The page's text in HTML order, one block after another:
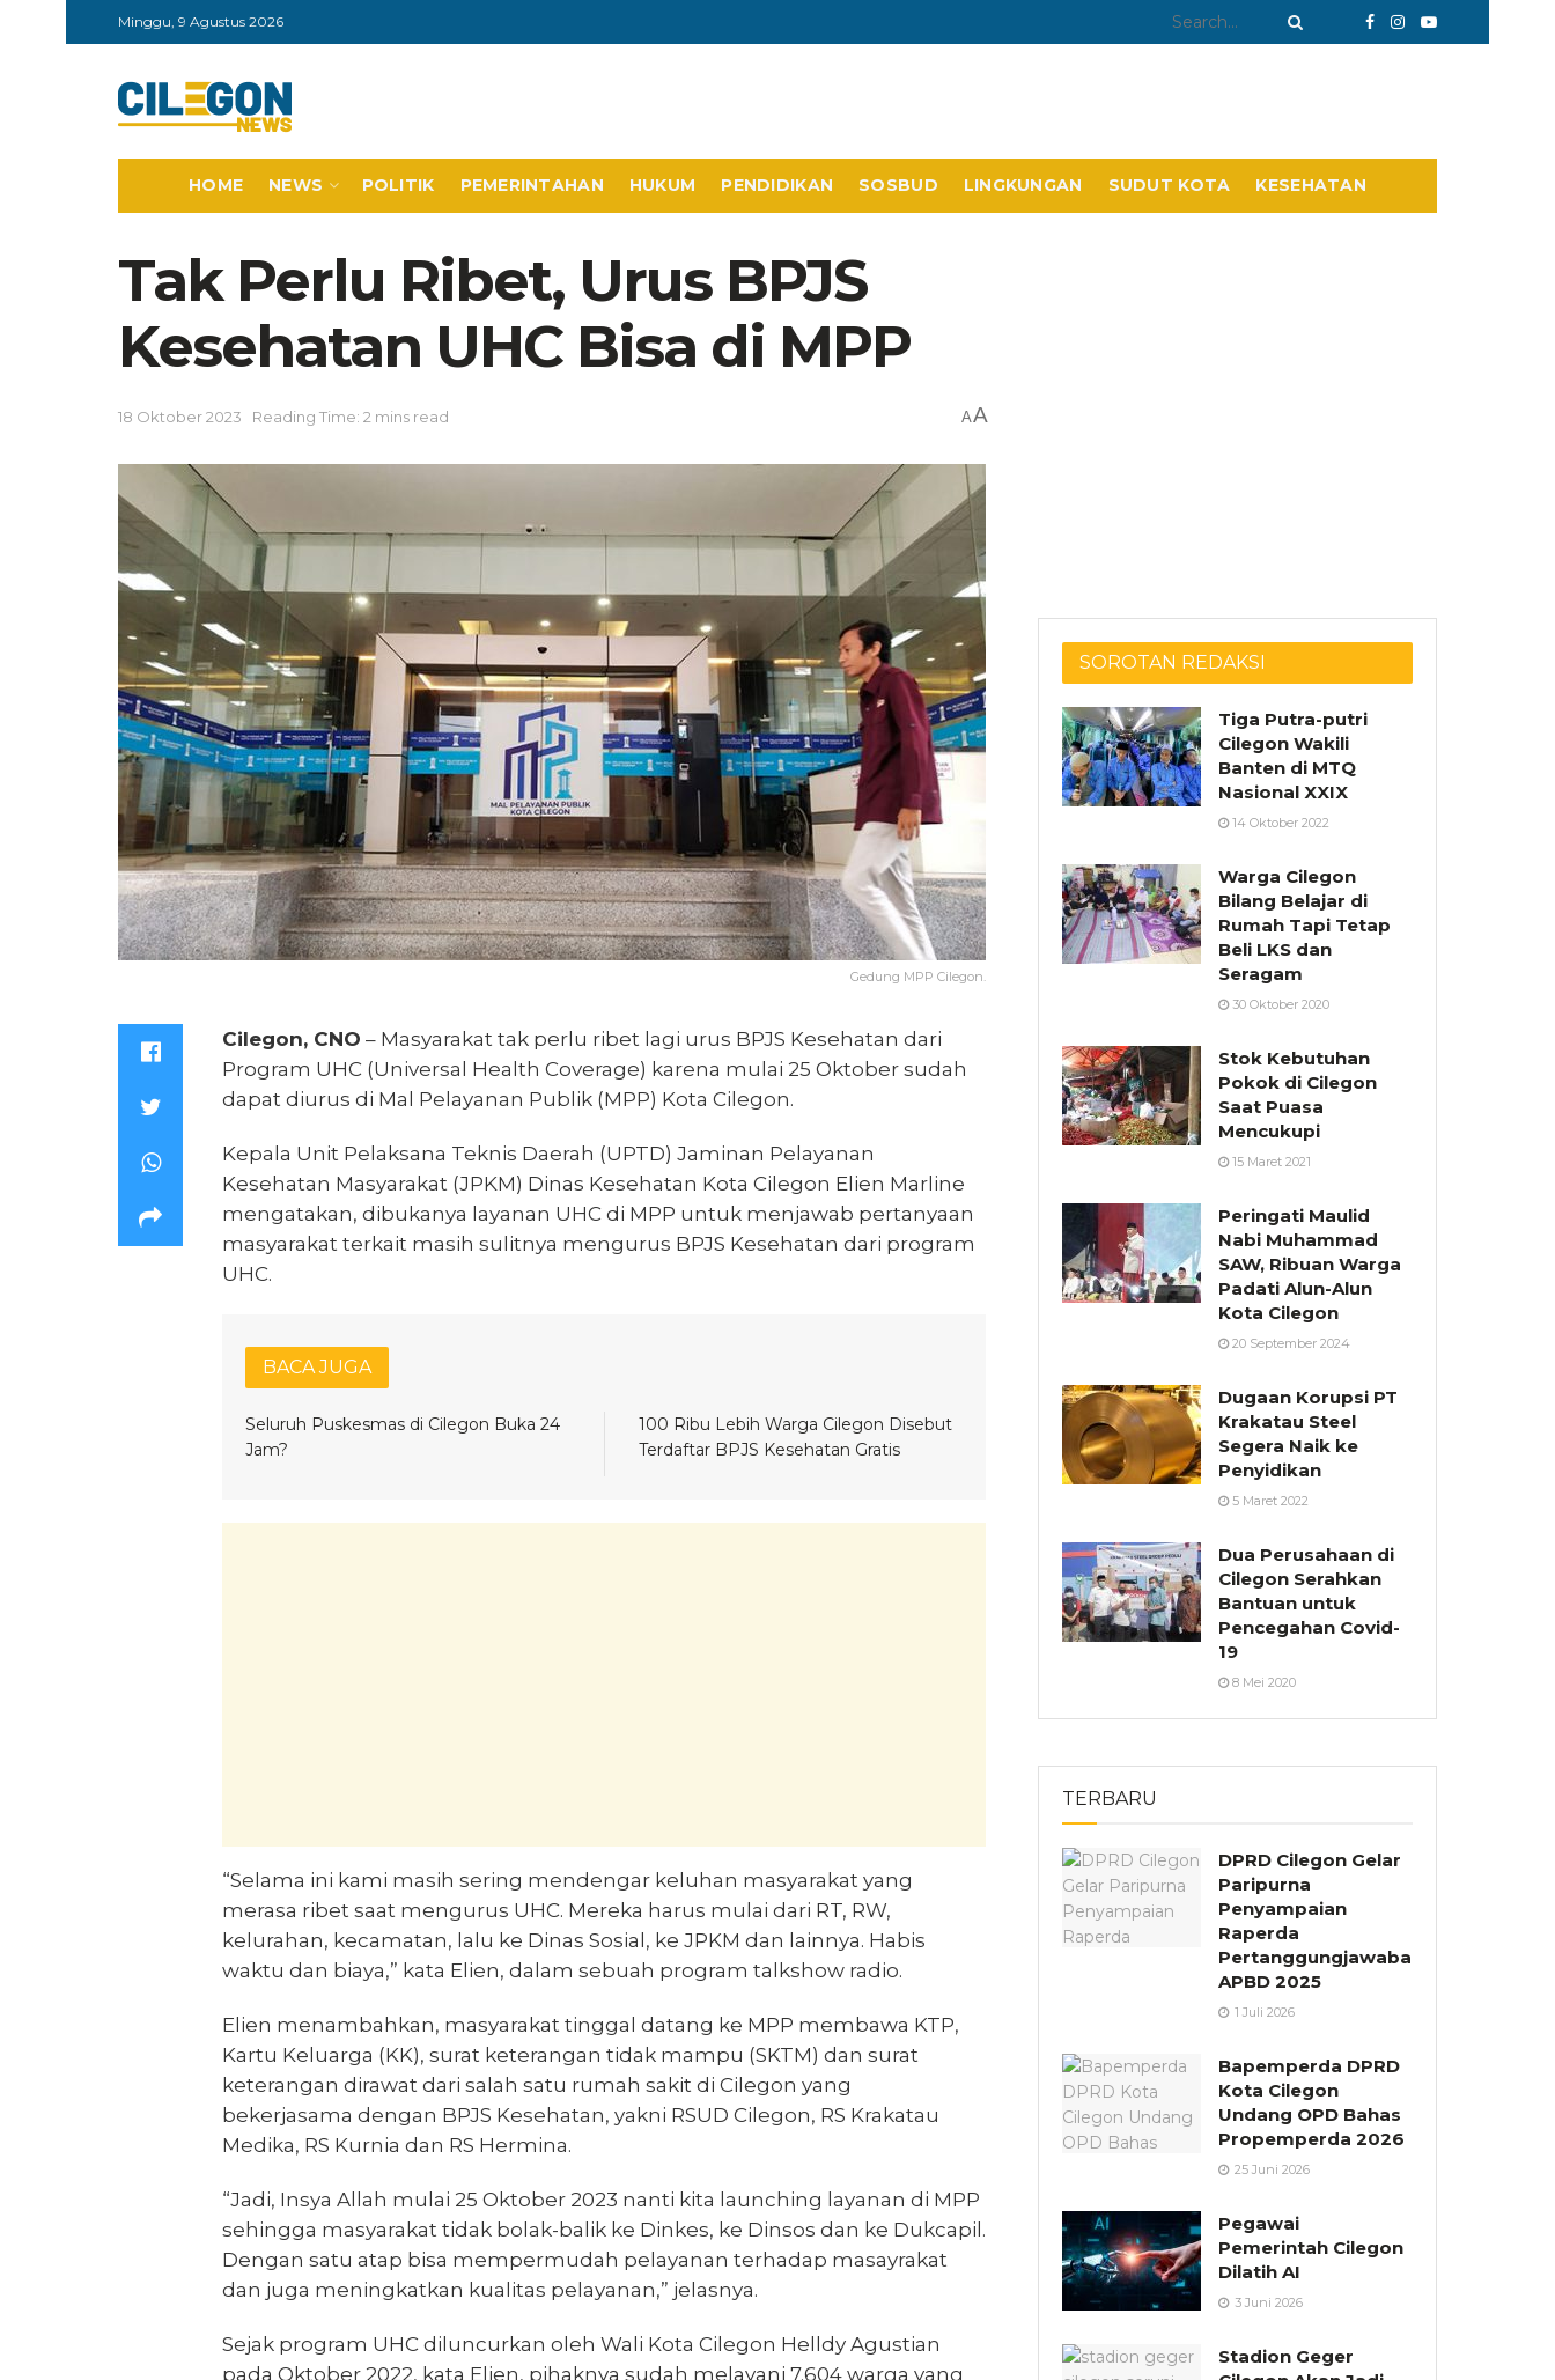
Minggu, 9 Agustus 2026
HOME NEWS POLITIK PEMERINTAHAN HUKUM PENDIDIKAN SOSBUD LINGKUNGAN SUDUT KOTA KESEHATAN
Tak Perlu Ribet, Urus BPJS
Kesehatan UHC Bisa di MPP
18 Oktober 2023 Reading Time: 2 mins read AA
Gedung MPP Cilegon.
Cilegon, CNO – Masyarakat tak perlu ribet lagi urus BPJS Kesehatan dari
Program UHC (Universal Health Coverage) karena mulai 25 Oktober sudah
dapat diurus di Mal Pelayanan Publik (MPP) Kota Cilegon.
Kepala Unit Pelaksana Teknis Daerah (UPTD) Jaminan Pelayanan
Kesehatan Masyarakat (JPKM) Dinas Kesehatan Kota Cilegon Elien Marline
mengatakan, dibukanya layanan UHC di MPP untuk menjawab pertanyaan
masyarakat terkait masih sulitnya mengurus BPJS Kesehatan dari program
UHC.
BACA JUGA
Seluruh Puskesmas di Cilegon Buka 24
Jam?
100 Ribu Lebih Warga Cilegon Disebut
Terdaftar BPJS Kesehatan Gratis
“Selama ini kami masih sering mendengar keluhan masyarakat yang
merasa ribet saat mengurus UHC. Mereka harus mulai dari RT, RW,
kelurahan, kecamatan, lalu ke Dinas Sosial, ke JPKM dan lainnya. Habis
waktu dan biaya,” kata Elien, dalam sebuah program talkshow radio.
Elien menambahkan, masyarakat tinggal datang ke MPP membawa KTP,
Kartu Keluarga (KK), surat keterangan tidak mampu (SKTM) dan surat
keterangan dirawat dari salah satu rumah sakit di Cilegon yang
bekerjasama dengan BPJS Kesehatan, yakni RSUD Cilegon, RS Krakatau
Medika, RS Kurnia dan RS Hermina.
“Jadi, Insya Allah mulai 25 Oktober 2023 nanti kita launching layanan di MPP
sehingga masyarakat tidak bolak-balik ke Dinkes, ke Dinsos dan ke Dukcapil.
Dengan satu atap bisa mempermudah pelayanan terhadap masayrakat
dan juga meningkatkan kualitas pelayanan,” jelasnya.
Sejak program UHC diluncurkan oleh Wali Kota Cilegon Helldy Agustian
pada Oktober 2022, kata Elien, pihaknya sudah melayani 7.604 warga yang
SOROTAN REDAKSI
Tiga Putra-putri
Cilegon Wakili
Banten di MTQ
Nasional XXIX
14 Oktober 2022
Warga Cilegon
Bilang Belajar di
Rumah Tapi Tetap
Beli LKS dan
Seragam
30 Oktober 2020
Stok Kebutuhan
Pokok di Cilegon
Saat Puasa
Mencukupi
15 Maret 2021
Peringati Maulid
Nabi Muhammad
SAW, Ribuan Warga
Padati Alun-Alun
Kota Cilegon
20 September 2024
Dugaan Korupsi PT
Krakatau Steel
Segera Naik ke
Penyidikan
5 Maret 2022
Dua Perusahaan di
Cilegon Serahkan
Bantuan untuk
Pencegahan Covid-
19
8 Mei 2020
TERBARU
DPRD Cilegon Gelar
Paripurna
Penyampaian
Raperda
Pertanggungjawaban
APBD 2025
1 Juli 2026
Bapemperda DPRD
Kota Cilegon
Undang OPD Bahas
Propemperda 2026
25 Juni 2026
Pegawai
Pemerintah Cilegon
Dilatih AI
3 Juni 2026
Stadion Geger